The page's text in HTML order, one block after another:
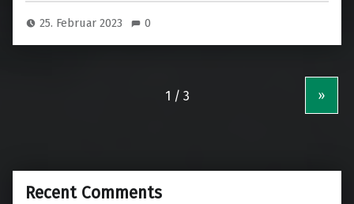
25. Februar 2023 0
»
Recent Comments